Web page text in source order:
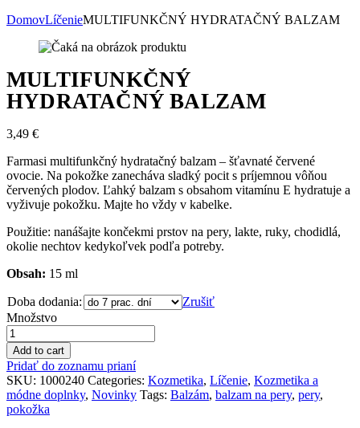
DomovLíčenieMULTIFUNKČNÝ HYDRATAČNÝ BALZAM
MULTIFUNKČNÝ
HYDRATAČNÝ BALZAM
3,49 €
Farmasi multifunkčný hydratačný balzam – šťavnaté červené
ovocie. Na pokožke zanecháva sladký pocit s príjemnou vôňou
červených plodov. Ľahký balzam s obsahom vitamínu E hydratuje a
vyživuje pokožku. Majte ho vždy v kabelke.
Použitie: nanášajte končekmi prstov na pery, lakte, ruky, chodidlá,
okolie nechtov kedykoľvek podľa potreby.
Obsah: 15 ml
Doba dodania:
Zrušiť
Množstvo
Add to cart
Pridať do zoznamu prianí
SKU: 1000240 Categories: Kozmetika, Líčenie, Kozmetika a
módne doplnky, Novinky Tags: Balzám, balzam na pery, pery,
pokožka